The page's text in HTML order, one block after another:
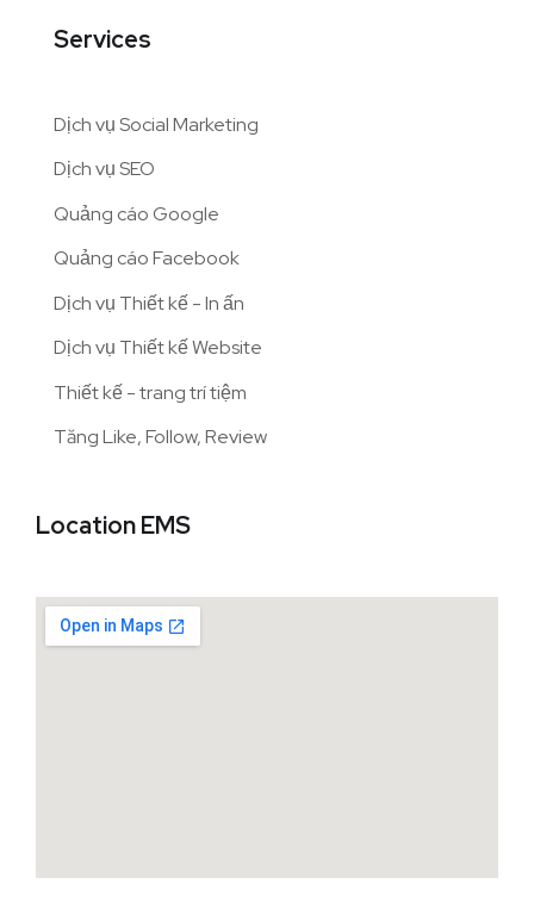
Services
Dịch vụ Social Marketing
Dịch vụ SEO
Quảng cáo Google
Quảng cáo Facebook
Dịch vụ Thiết kế - In ấn
Dịch vụ Thiết kế Website
Thiết kế - trang trí tiệm
Tăng Like, Follow, Review
Location EMS